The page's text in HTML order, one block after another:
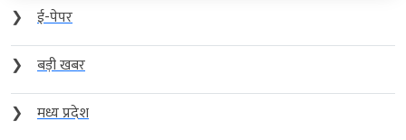
❯
ई-पेपर
❯
बड़ी खबर
❯
मध्य प्रदेश